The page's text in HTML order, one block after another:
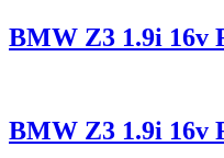
BMW Z3 1.9i 16v
BMW Z3 1.9i 16v